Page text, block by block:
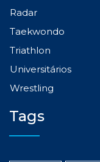
Radar
Taekwondo
Triathlon
Universitários
Wrestling
Tags